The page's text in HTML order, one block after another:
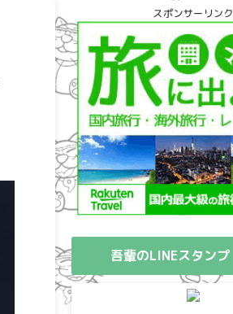
スポンサーリンク
吾輩のLINEスタンプ